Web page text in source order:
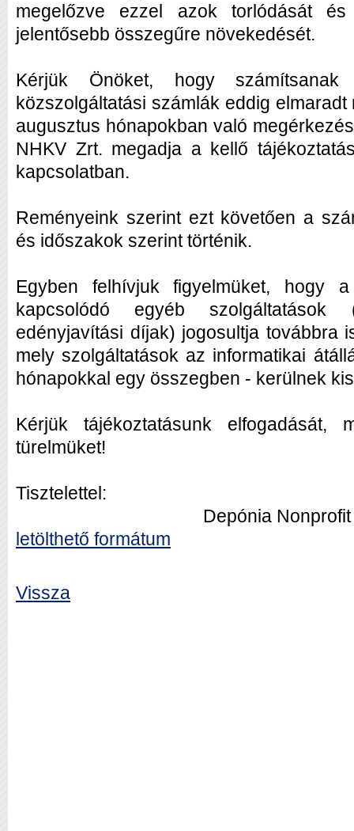
megelőzve ezzel azok torlódását
jelentősebb összegűre növekedését.
Kérjük Önöket, hogy számítsanak
közszolgáltatási számlák eddig
augusztus hónapokban való
NHKV Zrt. megadja a kellő
kapcsolatban.
Reményeink szerint ezt követően a
és időszakok szerint történik.
Egyben felhívjuk figyelmüket, hogy
kapcsolódó egyéb szolgáltatások
edényjavítási díjak) jogosultja továbbra
mely szolgáltatások az informatikai
hónapokkal egy összegben - kerülnek
Kérjük tájékoztatásunk elfogadását,
türelmüket!
Tisztelettel:
Depónia Nonprofit
letölthető formátum
Vissza